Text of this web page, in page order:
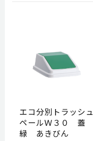
エコ分別トラッシュ
ペールＷ３０ 蓋
緑 あきびん